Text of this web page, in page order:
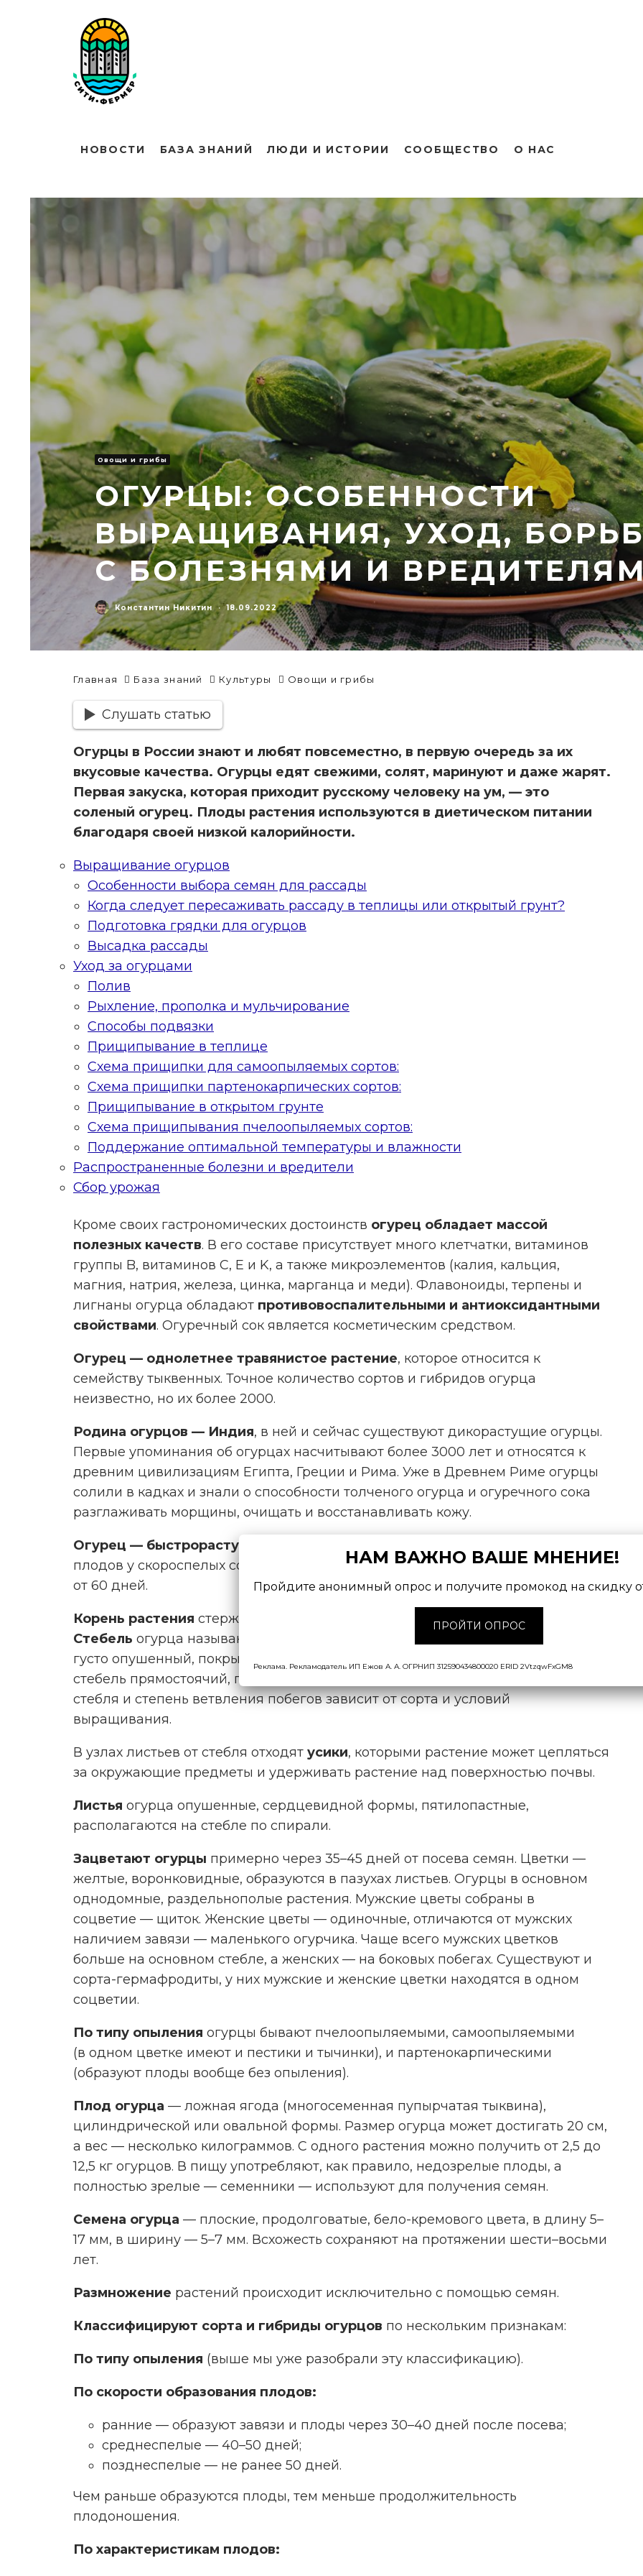
НОВОСТИ БАЗА ЗНАНИЙ ЛЮДИ И ИСТОРИИ СООБЩЕСТВО О НАС
Овощи и грибы
ОГУРЦЫ: ОСОБЕННОСТИ
ВЫРАЩИВАНИЯ, УХОД,
С БОЛЕЗНЯМИ И
Константин Никитин · 18.09.2022
Главная База знаний Культуры Овощи и грибы
Слушать статью
Огурцы в России знают и любят повсеместно, в первую очередь за их
вкусовые качества. Огурцы едят свежими, солят, маринуют и даже жарят.
Первая закуска, которая приходит русскому человеку на ум, — это
соленый огурец. Плоды растения используются в диетическом питании
благодаря своей низкой калорийности.
Выращивание огурцов
Особенности выбора семян для рассады
Когда следует пересаживать рассаду в теплицы или открытый грунт?
Подготовка грядки для огурцов
Высадка рассады
Уход за огурцами
Полив
Рыхление, прополка и мульчирование
Способы подвязки
Прищипывание в теплице
Схема прищипки для самоопыляемых сортов:
Схема прищипки партенокарпических сортов:
Прищипывание в открытом грунте
Схема прищипывания пчелоопыляемых сортов:
Поддержание оптимальной температуры и влажности
Распространенные болезни и вредители
Сбор урожая
Кроме своих гастрономических достоинств огурец обладает массой
полезных качеств. В его составе присутствует много клетчатки, витаминов
группы B, витаминов C, E и K, а также микроэлементов (калия, кальция,
магния, натрия, железа, цинка, марганца и меди). Флавоноиды, терпены и
лигнаны огурца обладают противовоспалительными и антиоксидантными
свойствами. Огуречный сок является косметическим средством.
Огурец — однолетнее травянистое растение, которое относится к
семейству тыквенных. Точное количество сортов и гибридов огурца
неизвестно, но их более 2000.
Родина огурцов — Индия, в ней и сейчас существуют дикорастущие огурцы.
Первые упоминания об огурцах насчитывают более 3000 лет и относятся к
древним цивилизациям Египта, Греции и Рима. Уже в Древнем Риме огурцы
солили в кадках и знали о способности толченого огурца и огуречного сока
разглаживать морщины, очищать и восстанавливать кожу.
Огурец — быстрорастущее растение.
плодов у скороспелых сортов проходит всего 35–45 дней. У позднеспелых —
от 60 дней.
Корень растения стержневой, с многочисленными боковыми отростками.
Стебель огурца называют
густо опушенный, покрытый защитными шипиками. У молодых растений
стебель прямостоячий, по мере роста в длину становится стелющимся. Длина
стебля и степень ветвления побегов зависит от сорта и условий
выращивания.
В узлах листьев от стебля отходят усики, которыми растение может цепляться
за окружающие предметы и удерживать растение над поверхностью почвы.
Листья огурца опушенные, сердцевидной формы, пятилопастные,
располагаются на стебле по спирали.
Зацветают огурцы примерно через 35–45 дней от посева семян. Цветки —
желтые, воронковидные, образуются в пазухах листьев. Огурцы в основном
однодомные, раздельнополые растения. Мужские цветы собраны в
соцветие — щиток. Женские цветы — одиночные, отличаются от мужских
наличием завязи — маленького огурчика. Чаще всего мужских цветков
больше на основном стебле, а женских — на боковых побегах. Существуют и
сорта-гермафродиты, у них мужские и женские цветки находятся в одном
соцветии.
По типу опыления огурцы бывают пчелоопыляемыми, самоопыляемыми
(в одном цветке имеют и пестики и тычинки), и партенокарпическими
(образуют плоды вообще без опыления).
Плод огурца — ложная ягода (многосеменная пупырчатая тыквина),
цилиндрической или овальной формы. Размер огурца может достигать 20 см,
а вес — несколько килограммов. С одного растения можно получить от 2,5 до
12,5 кг огурцов. В пищу употребляют, как правило, недозрелые плоды, а
полностью зрелые — семенники — используют для получения семян.
Семена огурца — плоские, продолговатые, бело-кремового цвета, в длину 5–
17 мм, в ширину — 5–7 мм. Всхожесть сохраняют на протяжении шести–восьми
лет.
Размножение растений происходит исключительно с помощью семян.
Классифицируют сорта и гибриды огурцов по нескольким признакам:
По типу опыления (выше мы уже разобрали эту классификацию).
По скорости образования плодов:
ранние — образуют завязи и плоды через 30–40 дней после посева;
среднеспелые — 40–50 дней;
позднеспелые — не ранее 50 дней.
Чем раньше образуются плоды, тем меньше продолжительность
плодоношения.
По характеристикам плодов:
ПЕРЕЦ ПРОТИВ ОСТРОЙ
НАМ ВАЖНО ВАШЕ МНЕНИЕ!
Пройдите анонимный опрос и получите промокод на скидку
ПРОЙТИ ОПРОС
Реклама. Рекламодатель ИП Ежов А. А. ОГРНИП 312590434800020 ERID 2VtzqwFxGM8